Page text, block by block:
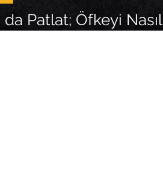
da Patlat; Öfkeyi Nasıl